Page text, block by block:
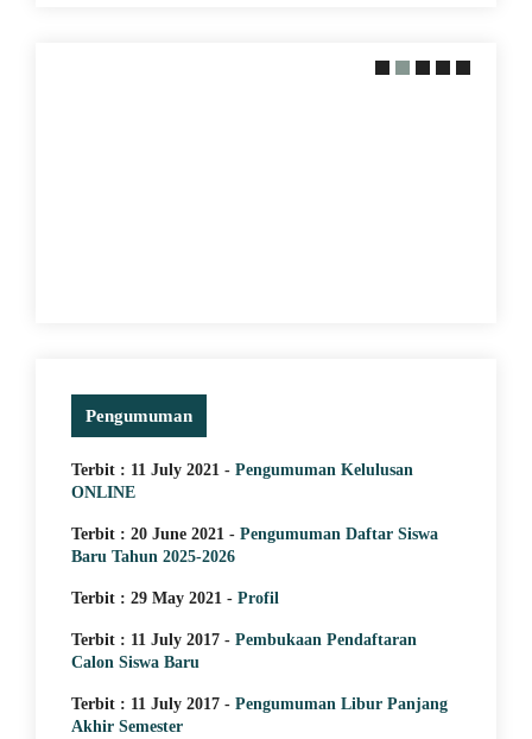
Pengumuman
Terbit : 11 July 2021 - Pengumuman Kelulusan
ONLINE
Terbit : 20 June 2021 - Pengumuman Daftar Siswa
Baru Tahun 2025-2026
Terbit : 29 May 2021 - Profil
Terbit : 11 July 2017 - Pembukaan Pendaftaran
Calon Siswa Baru
Terbit : 11 July 2017 - Pengumuman Libur Panjang
Akhir Semester